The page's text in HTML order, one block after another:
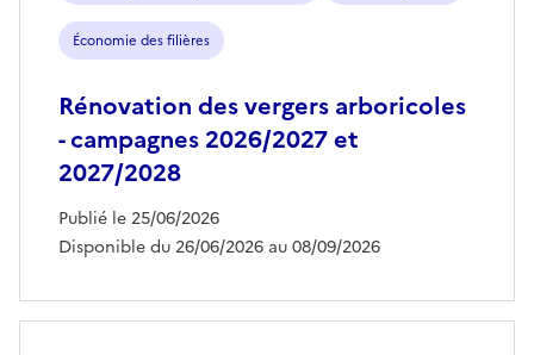
Économie des filières
Rénovation des vergers arboricoles
- campagnes 2026/2027 et
2027/2028
Publié le 25/06/2026
Disponible du 26/06/2026 au 08/09/2026